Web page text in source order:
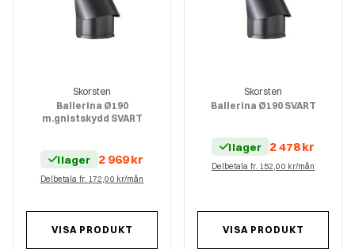
Skorsten
Ballerina Ø190
m.gnistskydd SVART
I lager 2 969kr
Delbetala fr. 172,00 kr/mån
VISA PRODUKT
Skorsten
Ballerina Ø190 SVART
I lager 2 478kr
Delbetala fr. 152,00 kr/mån
VISA PRODUKT